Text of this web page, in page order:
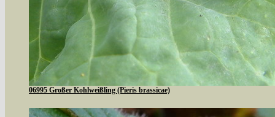
06995 Großer Kohlweißling (Pieris brassicae)